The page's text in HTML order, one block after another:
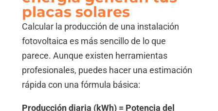
placas solares
Calcular la producción de una instalación
fotovoltaica es más sencillo de lo que
parece. Aunque existen herramientas
profesionales, puedes hacer una estimación
rápida con una fórmula básica:
Producción diaria (kWh) = Potencia del